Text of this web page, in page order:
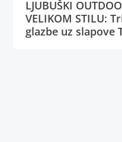
LJUBUŠKI
VELIKOM STILU:
glazbe uz slapove